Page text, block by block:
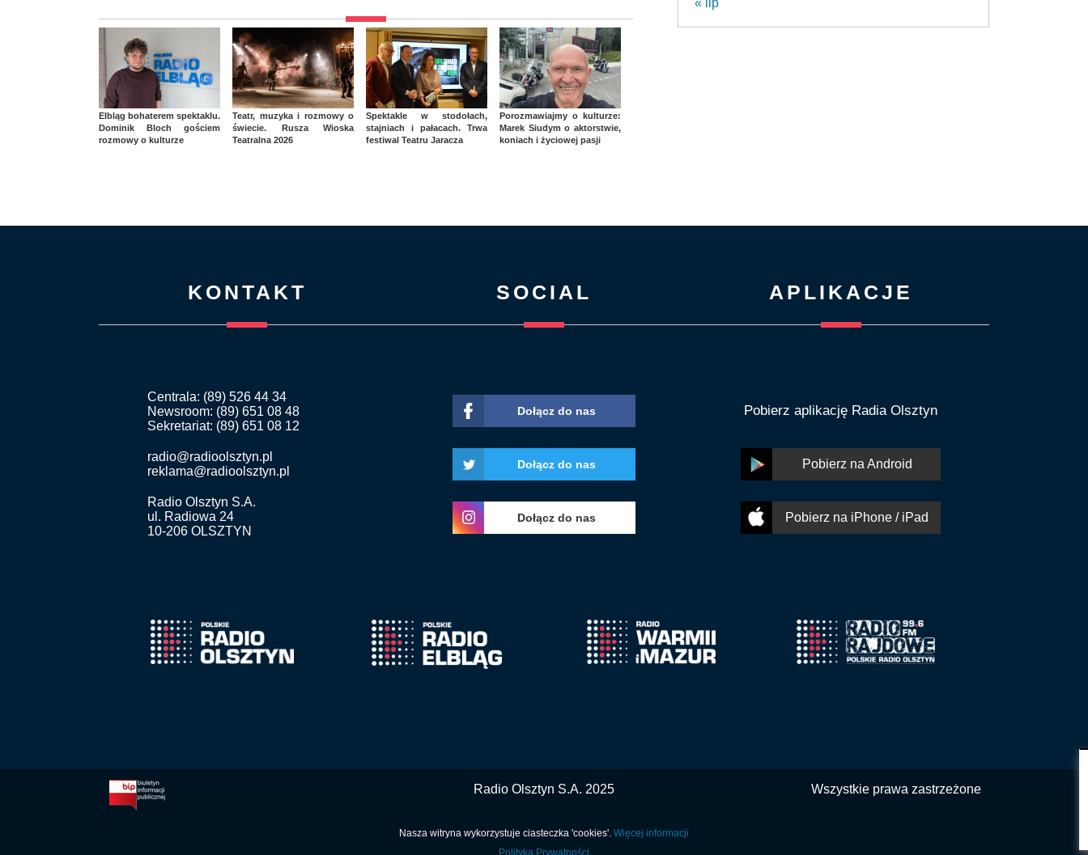
Elbląg bohaterem spektaklu.
Dominik Bloch gościem
rozmowy o kulturze
Teatr, muzyka i rozmowy o
świecie. Rusza Wioska
Teatralna 2026
Spektakle w stodołach,
stajniach i pałacach. Trwa
festiwal Teatru Jaracza
Porozmawiajmy o kulturze:
Marek Siudym o aktorstwie,
koniach i życiowej pasji
« lip
KONTAKT
Centrala: (89) 526 44 34
Newsroom: (89) 651 08 48
Sekretariat: (89) 651 08 12
radio@radioolsztyn.pl
reklama@radioolsztyn.pl
Radio Olsztyn S.A.
ul. Radiowa 24
10-206 OLSZTYN
SOCIAL
Dołącz do nas
Dołącz do nas
Dołącz do nas
APLIKACJE
Pobierz aplikację Radia Olsztyn
Pobierz na Android
Pobierz na iPhone / iPad
Radio Olsztyn S.A. 2025 Wszystkie prawa zastrzeżone
Nasza witryna wykorzystuje ciasteczka 'cookies'. Więcej informacji